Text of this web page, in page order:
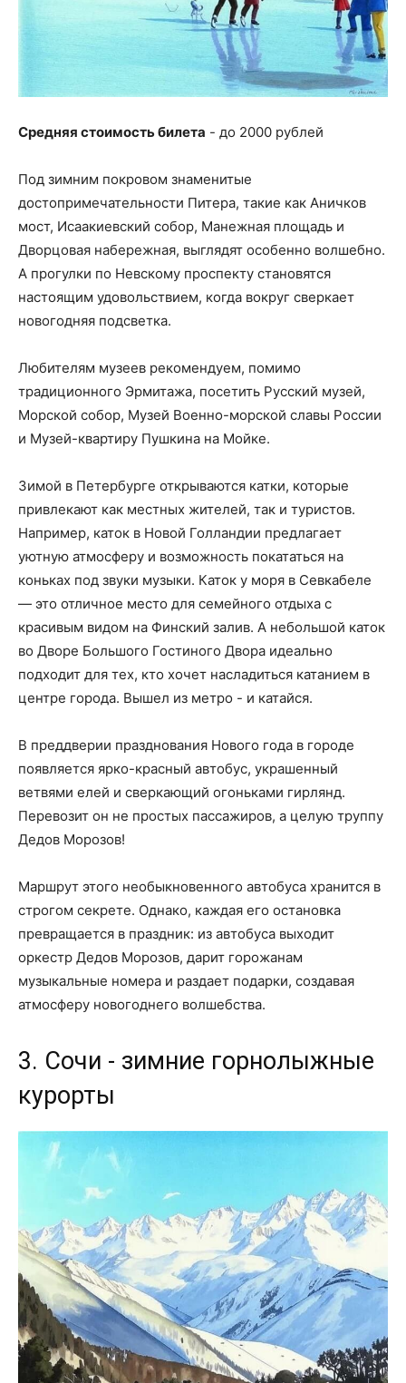
Средняя стоимость билета - до 2000 рублей
Под зимним покровом знаменитые
достопримечательности Питера, такие как Аничков
мост, Исаакиевский собор, Манежная площадь и
Дворцовая набережная, выглядят особенно волшебно.
А прогулки по Невскому проспекту становятся
настоящим удовольствием, когда вокруг сверкает
новогодняя подсветка.
Любителям музеев рекомендуем, помимо
традиционного Эрмитажа, посетить Русский музей,
Морской собор, Музей Военно-морской славы России
и Музей-квартиру Пушкина на Мойке.
Зимой в Петербурге открываются катки, которые
привлекают как местных жителей, так и туристов.
Например, каток в Новой Голландии предлагает
уютную атмосферу и возможность покататься на
коньках под звуки музыки. Каток у моря в Севкабеле
— это отличное место для семейного отдыха с
красивым видом на Финский залив. А небольшой каток
во Дворе Большого Гостиного Двора идеально
подходит для тех, кто хочет насладиться катанием в
центре города. Вышел из метро - и катайся.
В преддверии празднования Нового года в городе
появляется ярко-красный автобус, украшенный
ветвями елей и сверкающий огоньками гирлянд.
Перевозит он не простых пассажиров, а целую труппу
Дедов Морозов!
Маршрут этого необыкновенного автобуса хранится в
строгом секрете. Однако, каждая его остановка
превращается в праздник: из автобуса выходит
оркестр Дедов Морозов, дарит горожанам
музыкальные номера и раздает подарки, создавая
атмосферу новогоднего волшебства.
3. Сочи - зимние горнолыжные
курорты